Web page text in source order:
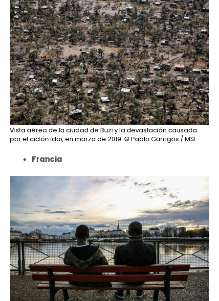
Vista aérea de la ciudad de Buzi y la devastación causada
por el ciclón Idai, en marzo de 2019. © Pablo Garrigos / MSF
Francia